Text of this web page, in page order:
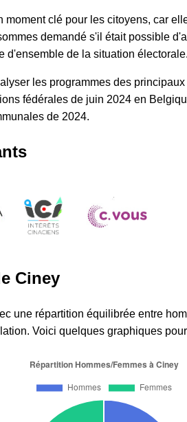
moment clé pour les citoyens, car
demandé s'il était possible
d'ensemble de la situation électorale.
les programmes des
fédérales de juin 2024 en
de 2024.
Ciney
une répartition équilibrée entre
Voici quelques graphiques